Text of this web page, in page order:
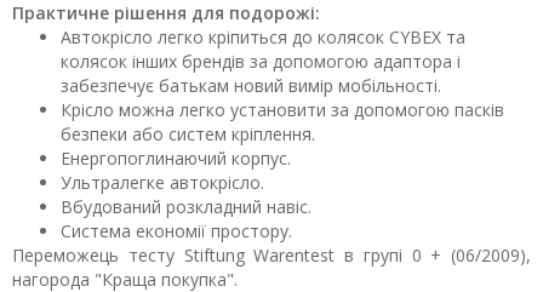
Практичне рішення для подорожі:
Автокрісло легко кріпиться до колясок CYBEX та
колясок інших брендів за допомогою адаптора і
забезпечує батькам новий вимір мобільності.
Крісло можна легко установити за допомогою пасків
безпеки або систем кріплення.
Енергопоглинаючий корпус.
Ультралегке автокрісло.
Вбудований розкладний навіс.
Система економії простору.
Переможець тесту Stiftung Warentest в групі 0 + (06/2009),
нагорода "Краща покупка".